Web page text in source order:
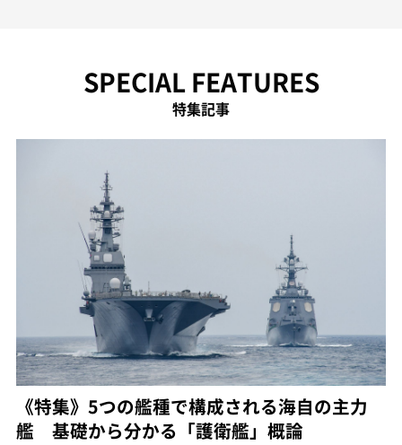
SPECIAL FEATURES
特集記事
《特集》5つの艦種で構成される海自の主力
艦 基礎から分かる「護衛艦」概論